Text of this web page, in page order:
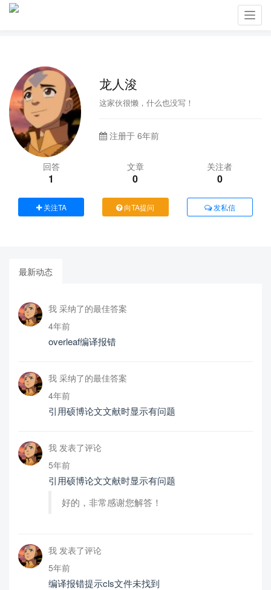
龙人浚
这家伙很懒，什么也没写！
注册于 6年前
回答
1
文章
0
关注者
0
关注TA 向TA提问 发私信
最新动态
我 采纳了的最佳答案
4年前
overleaf编译报错
我 采纳了的最佳答案
4年前
引用硕博论文文献时显示有问题
我 发表了评论
5年前
引用硕博论文文献时显示有问题
好的，非常感谢您解答！
我 发表了评论
5年前
编译报错提示cls文件未找到